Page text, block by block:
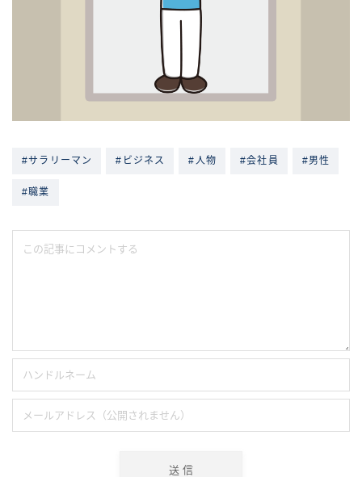
#サラリーマン #ビジネス #人物 #会社員 #男性
#職業